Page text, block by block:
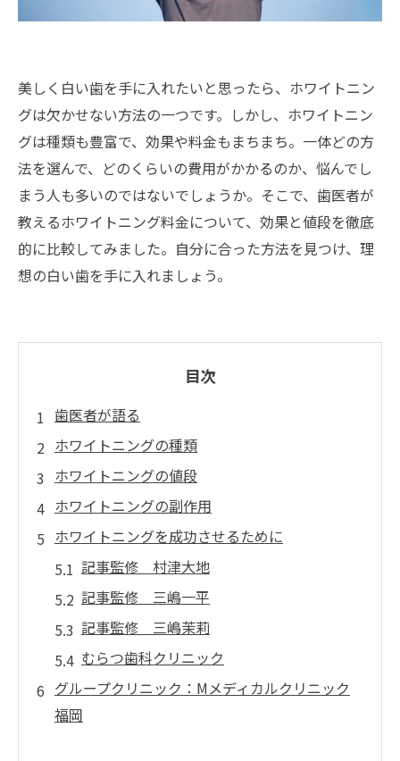
美しく白い歯を手に入れたいと思ったら、ホワイトニン
グは欠かせない方法の一つです。しかし、ホワイトニン
グは種類も豊富で、効果や料金もまちまち。一体どの方
法を選んで、どのくらいの費用がかかるのか、悩んでし
まう人も多いのではないでしょうか。そこで、歯医者が
教えるホワイトニング料金について、効果と値段を徹底
的に比較してみました。自分に合った方法を見つけ、理
想の白い歯を手に入れましょう。
目次
歯医者が語る
ホワイトニングの種類
ホワイトニングの値段
ホワイトニングの副作用
ホワイトニングを成功させるために
記事監修 村津大地
記事監修 三嶋一平
記事監修 三嶋茉莉
むらつ歯科クリニック
グループクリニック：Mメディカルクリニック
福岡